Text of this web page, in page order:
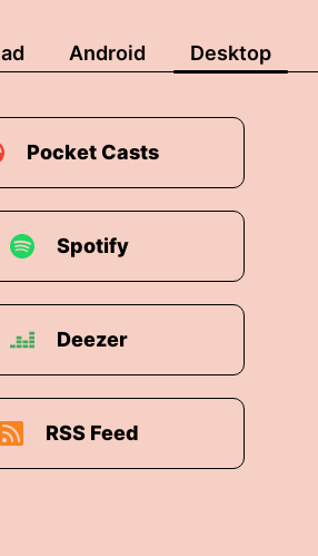
Android Desktop
Pocket Casts
Spotify
Deezer
RSS Feed